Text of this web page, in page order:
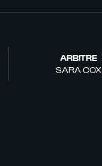
ARBITRE
SARA COX